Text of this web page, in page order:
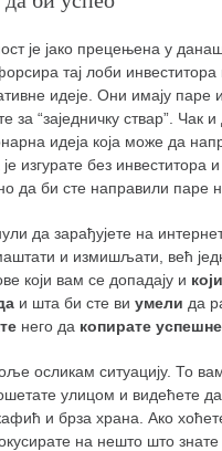
је јако прецењена у
тај лоби
идеје. Они имају
за “заједничку ствар”.
идеја која може да
изгурате без
да би сте направили паре
да зарађујете на
и измишљати, већ
који вам се допадају и
и шта би сте ви умели да
него да копирате успешне
осликам ситуацију. То
улицом и видећете
и брза храна. Ако
на нешто што